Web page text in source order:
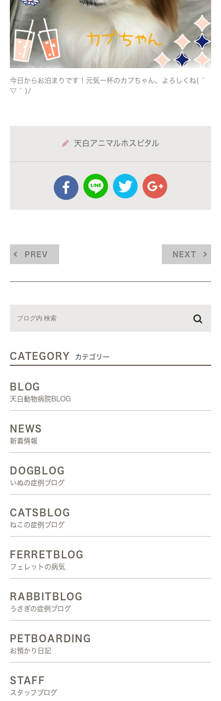
今日からお泊まりです！元気一杯のカプちゃん、よろしくね( ´
▽ ` )ﾉ
天白アニマルホスピタル
PREV NEXT
CATEGORY カテゴリー
BLOG
天白動物病院BLOG
NEWS
新着情報
DOGBLOG
いぬの症例ブログ
CATSBLOG
ねこの症例ブログ
FERRETBLOG
フェレットの病気
RABBITBLOG
うさぎの症例ブログ
PETBOARDING
お預かり日記
STAFF
スタッフブログ